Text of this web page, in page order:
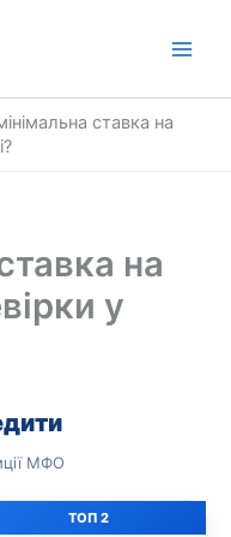
ставка на
на
у
МФО
ТОП 2